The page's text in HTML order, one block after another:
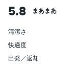
5.8 まあまあ
清潔さ
快適度
出発／返却